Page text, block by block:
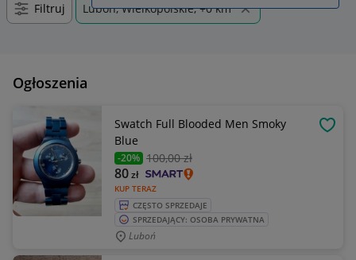
Filtruj Luboń, Wielkopolskie, +0 km
Ogłoszenia
Swatch Full Blooded Men Smoky
Blue
-20% 100,00 zł
KUP TERAZ
80zł
CZĘSTO SPRZEDAJE
SPRZEDAJĄCY: OSOBA PRYWATNA
Luboń